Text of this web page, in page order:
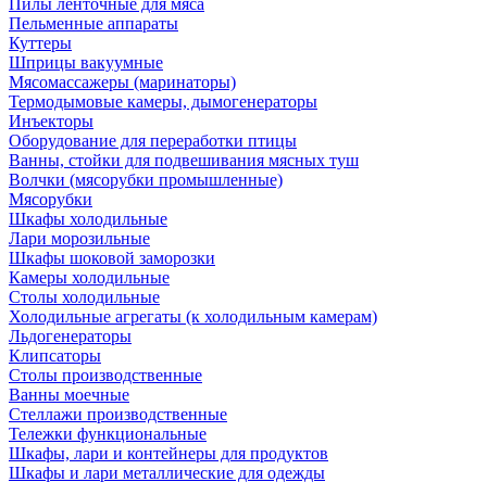
Пилы ленточные для мяса
Пельменные аппараты
Куттеры
Шприцы вакуумные
Мясомассажеры (маринаторы)
Термодымовые камеры, дымогенераторы
Инъекторы
Оборудование для переработки птицы
Ванны, стойки для подвешивания мясных туш
Волчки (мясорубки промышленные)
Мясорубки
Шкафы холодильные
Лари морозильные
Шкафы шоковой заморозки
Камеры холодильные
Столы холодильные
Холодильные агрегаты (к холодильным камерам)
Льдогенераторы
Клипсаторы
Столы производственные
Ванны моечные
Стеллажи производственные
Тележки функциональные
Шкафы, лари и контейнеры для продуктов
Шкафы и лари металлические для одежды